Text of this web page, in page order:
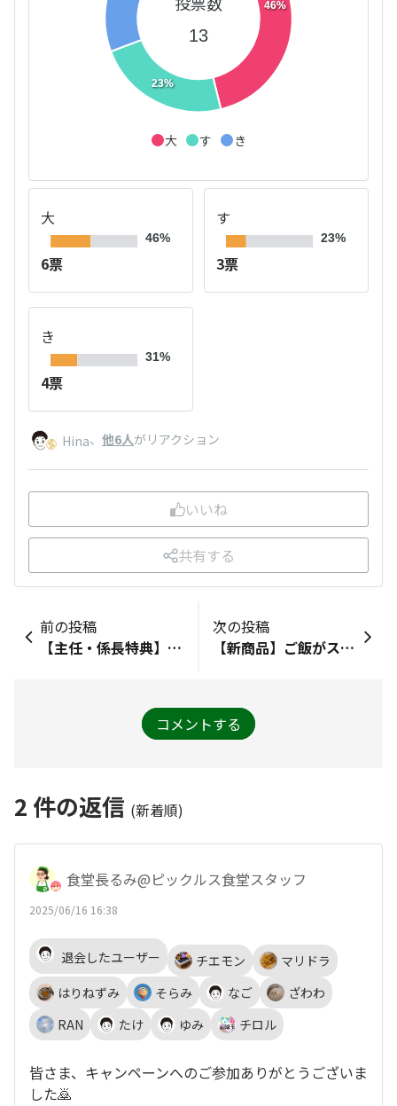
46%
23%
13
大 す き
大
46%
6票
す
23%
3票
き
31%
4票
Hina、 他6人がリアクション
いいね
共有する
前の投稿
【主任・係長特典】オリジナル壁紙が完成✨
次の投稿
【新商品】ご飯がススムキムチコラボ「+IPPIN 3種の海鮮キムチ」
コメントする
2 件の返信 (新着順)
食堂長るみ@ピックルス食堂スタッフ
2025/06/16 16:38
退会したユーザー チエモン
マリドラ
はりねずみ
そらみ なご
ざわわ
RAN
たけ ゆみ チロル
皆さま、キャンペーンへのご参加ありがとうございま
した🙇